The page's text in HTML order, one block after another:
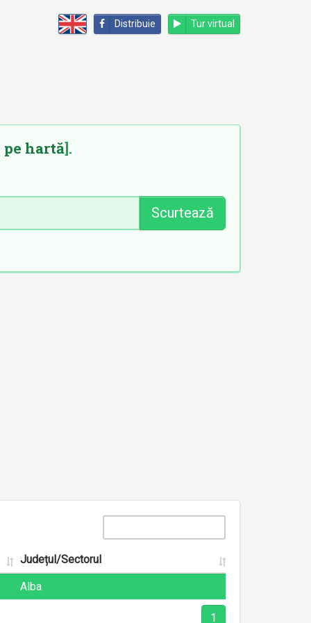
Distribuie Tur virtual
hartă].
Scurtează
Județul/Sectorul
Alba
1